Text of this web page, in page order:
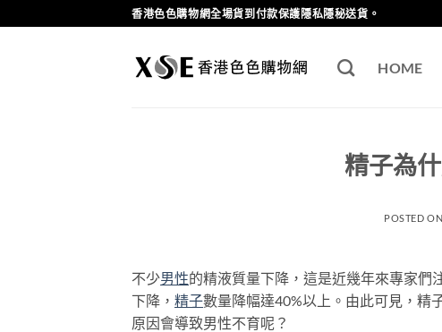
to
香港色色購物網全場貨到付款保護隱私隱秘送貨。
HOME
精子為
POSTED ON
不少男性的精液質量下降，這是近幾年來專家們
下降， 精子數量降幅達40%以上。由此可見，精
原因會導致男性不育呢？